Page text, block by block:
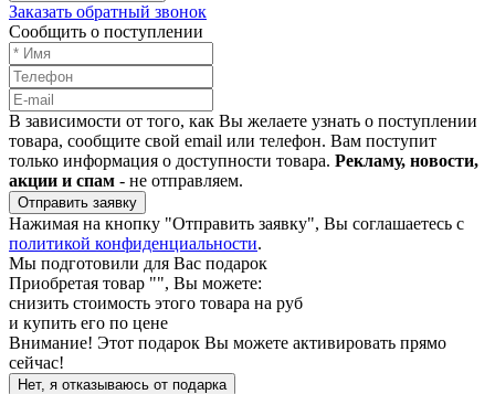
Заказать обратный звонок
Сообщить о поступлении
В зависимости от того, как Вы желаете узнать о поступлении
товара, сообщите свой email или телефон. Вам поступит
только информация о доступности товара. Рекламу, новости,
акции и спам - не отправляем.
Отправить заявку
Нажимая на кнопку "Отправить заявку", Вы соглашаетесь с
политикой конфиденциальности.
Мы подготовили для Вас подарок
Приобретая товар "", Вы можете:
снизить стоимость этого товара на руб
и купить его по цене
Внимание! Этот подарок Вы можете активировать прямо
сейчас!
Нет, я отказываюсь от подарка